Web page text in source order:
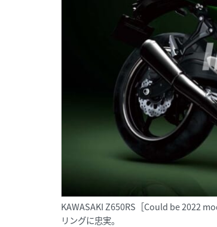
KAWASAKI Z650RS［Could be 2022
リングに忠実。